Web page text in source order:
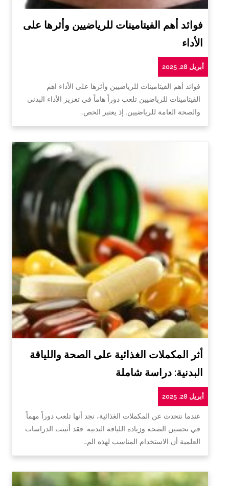
فوائد أهم الفيتامينات للرياضيين وأثرها على
الأداء
أبريل 28, 2025
فوائد أهم الفيتامينات للرياضيين وأثرها على الأداء اهم
الفيتامينات للرياضيين تلعب دوراً هاماً في تعزيز الأداء البدني
والصحة العامة للرياضيين. إذ يعتبر الحص…
أثر المكملات الغذائية على الصحة واللياقة
البدنية: دراسة شاملة
أبريل 28, 2025
عندما نتحدث عن المكملات الغذائية، نجد أنها تلعب دوراً مهماً
في تحسين الصحة وزيادة اللياقة البدنية. فقد أثبتت الدراسات
العلمية أن الاستخدام المناسب لهذه الم…